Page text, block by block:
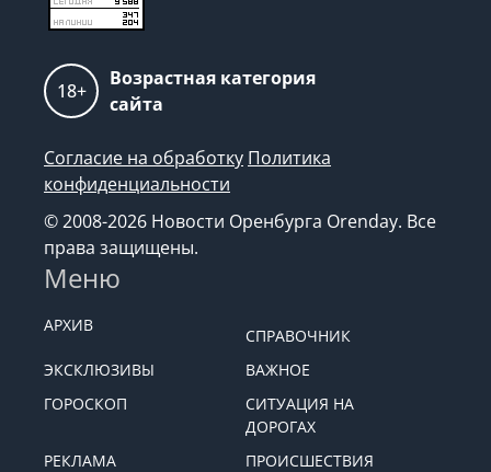
18+
Возрастная категория
сайта
Согласие на обработку Политика
конфиденциальности
© 2008-2026 Новости Оренбурга Orenday. Все
права защищены.
Меню
АРХИВ
СПРАВОЧНИК
ЭКСКЛЮЗИВЫ
ВАЖНОЕ
ГОРОСКОП
СИТУАЦИЯ НА
ДОРОГАХ
РЕКЛАМА
ПРОИСШЕСТВИЯ